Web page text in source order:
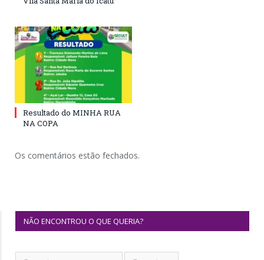
Resultado do MINHA RUA
NA COPA
Os comentários estão fechados.
NÃO ENCONTROU O QUE QUERIA?